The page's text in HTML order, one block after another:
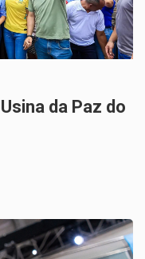
da Paz do